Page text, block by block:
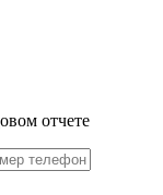
отчете